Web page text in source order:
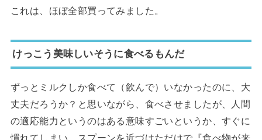
これは、ほぼ全部買ってみました。
けっこう美味しいそうに食べるもんだ
ずっとミルクしか食べて（飲んで）いなかったのに、大
丈夫だろうか？と思いながら、食べさせましたが、人間
の適応能力というのはある意味すごいというか、すぐに
慣れてしまい、スプーンを近づけただけで『食べ物が来